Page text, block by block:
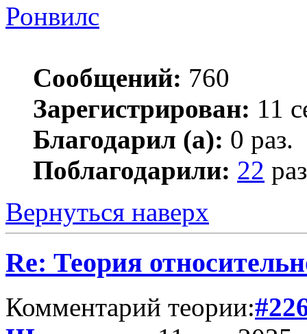
Ронвилс
Сообщений: 760
Зарегистрирован: 11
Благодарил (а): 0 раз.
Поблагодарили: 22
Вернуться наверх
Re: Теория
Комментарий теории: